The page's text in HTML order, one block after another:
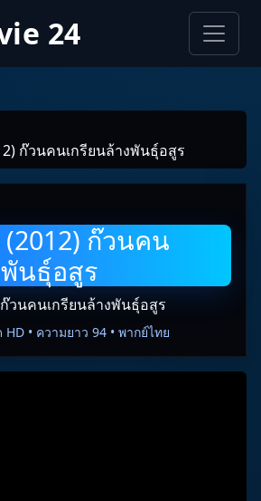
24
ก๊วนคนเกรียนล้างพันธุ์อสูร
ก๊วนคน
นธุ์อสูร
วนคนเกรียนล้างพันธุ์อสูร
• ความยาว 94 • พากย์ไทย